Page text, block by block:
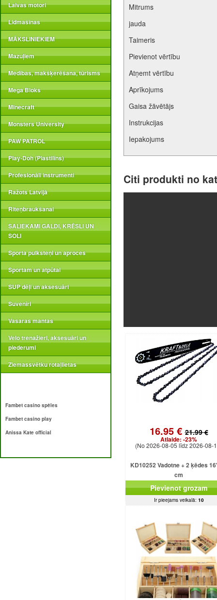
Laivas motori
Lidmašīnas
MĀKSLINIEKIEM
Mazuļiem
Medības, makšķerēšana, tūrisms
Mega Bloks
Minecraft
Monsters University
PAW PATROL
Play-Doh (Plastilīns)
Profesionāli instrumenti
Ražots Latvijā
Riteņbraukšanai
SALIEKAMI GALDI, KRĒSLI UN
SOLI
Sporta pulksteņi un aproces
Sportam un atpūtai
SUP dēļi un aksesuāri
Suvenīri
Vasaras mantas
Velo trenažieri, aksesuāri un
piederumi
Ziemassvētku rotaļlietas
Fambet casino spēles
Fambet casino play
Anissa Kate official
Mitrums
jauda
Taimeris
Pievienot vērtību
Atņemt vērtību
Aprīkojums
Gaisa žāvētājs
Instrukcijas
Iepakojums
Citi produkti no
16.95 €21.99 €
Atlaide: -23%
(No 2026-08-05 līdz 2026-08-
KD10252 Vadotne + 2 ķēdes
cm
Pievienot grozam
Ir pieejams veikalā: 10